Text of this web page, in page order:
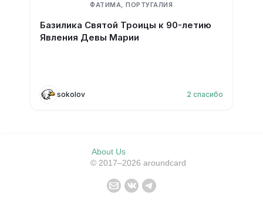
ФАТИМА, ПОРТУГАЛИЯ
Базилика Святой Троицы к 90-летию
Явления Девы Марии
sokolov 2 спасибо
About Us
© 2017–2026 aroundcard